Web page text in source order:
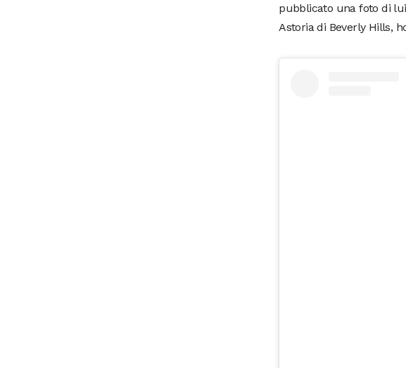
pubblicato una foto di
Astoria di Beverly Hills,